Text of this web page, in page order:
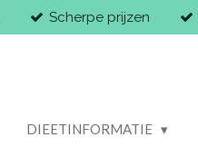
Scherpe prijzen
DIEETINFORMATIE